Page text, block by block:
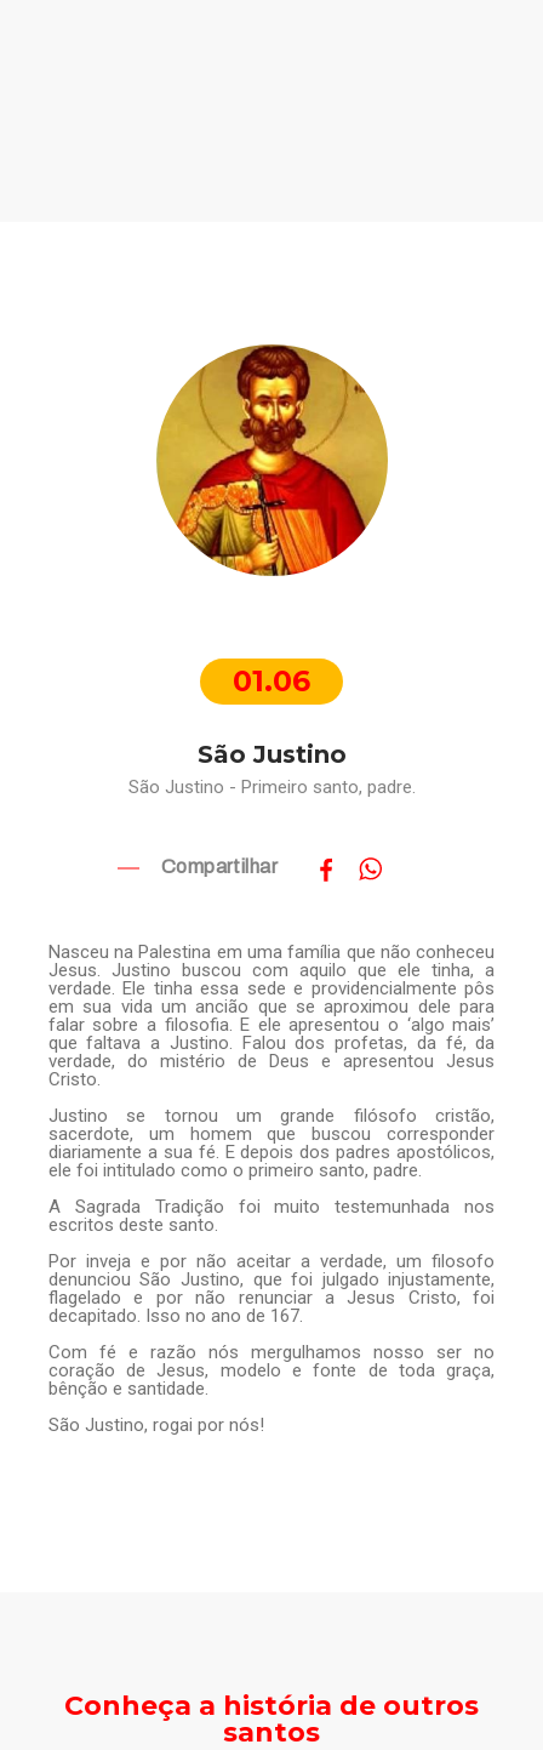
01.06
São Justino
São Justino - Primeiro santo, padre.
Compartilhar
Nasceu na Palestina em uma família que não conheceu
Jesus. Justino buscou com aquilo que ele tinha, a
verdade. Ele tinha essa sede e providencialmente pôs
em sua vida um ancião que se aproximou dele para
falar sobre a filosofia. E ele apresentou o ‘algo mais’
que faltava a Justino. Falou dos profetas, da fé, da
verdade, do mistério de Deus e apresentou Jesus
Cristo.
Justino se tornou um grande filósofo cristão,
sacerdote, um homem que buscou corresponder
diariamente a sua fé. E depois dos padres apostólicos,
ele foi intitulado como o primeiro santo, padre.
A Sagrada Tradição foi muito testemunhada nos
escritos deste santo.
Por inveja e por não aceitar a verdade, um filosofo
denunciou São Justino, que foi julgado injustamente,
flagelado e por não renunciar a Jesus Cristo, foi
decapitado. Isso no ano de 167.
Com fé e razão nós mergulhamos nosso ser no
coração de Jesus, modelo e fonte de toda graça,
bênção e santidade.
São Justino, rogai por nós!
Conheça a história de outros
santos